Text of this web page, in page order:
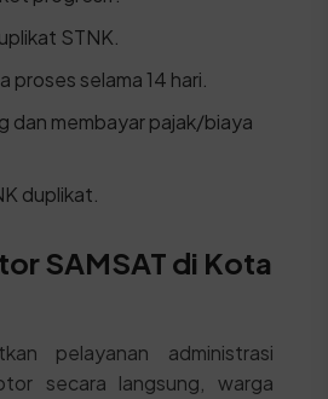
STNK.
proses selama 14 hari.
dan membayar pajak/biaya
duplikat.
SAMSAT di Kota
pelayanan administrasi
secara langsung, warga